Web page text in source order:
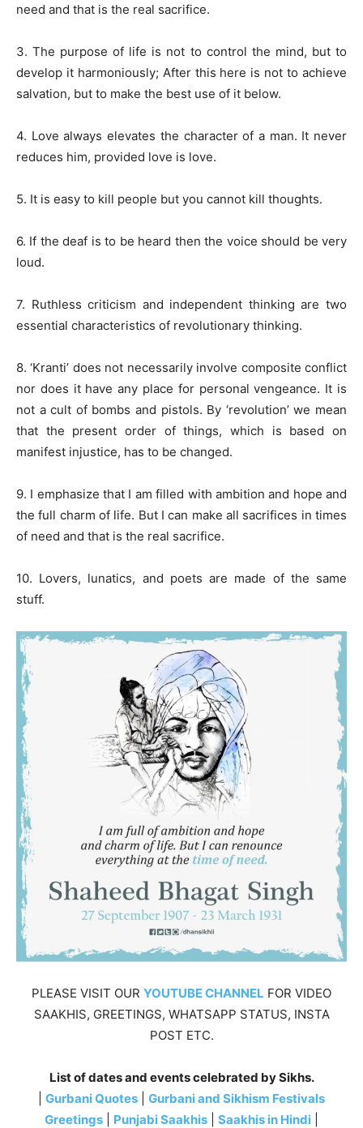
need and that is the real sacrifice.
3. The purpose of life is not to control the mind, but to
develop it harmoniously; After this here is not to achieve
salvation, but to make the best use of it below.
4. Love always elevates the character of a man. It never
reduces him, provided love is love.
5. It is easy to kill people but you cannot kill thoughts.
6. If the deaf is to be heard then the voice should be very
loud.
7. Ruthless criticism and independent thinking are two
essential characteristics of revolutionary thinking.
8. ‘Kranti’ does not necessarily involve composite conflict
nor does it have any place for personal vengeance. It is
not a cult of bombs and pistols. By ‘revolution’ we mean
that the present order of things, which is based on
manifest injustice, has to be changed.
9. I emphasize that I am filled with ambition and hope and
the full charm of life. But I can make all sacrifices in times
of need and that is the real sacrifice.
10. Lovers, lunatics, and poets are made of the same
stuff.
PLEASE VISIT OUR YOUTUBE CHANNEL FOR VIDEO
SAAKHIS, GREETINGS, WHATSAPP STATUS, INSTA
POST ETC.
List of dates and events celebrated by Sikhs.
Gurbani Quotes
Gurbani and Sikhism Festivals
Greetings
Punjabi Saakhis Saakhis in Hindi